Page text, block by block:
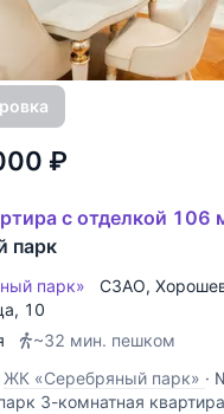
₽
с отделкой 106
парк
парк» СЗАО,
, 10
~32 мин. пешком
ЖК «Серебряный парк» ·
3-комнатная